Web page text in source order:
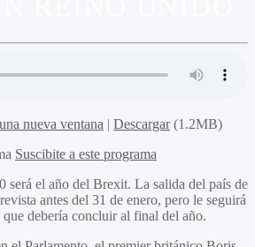
nueva ventana | Descargar(1.2MB)
Suscibite a este programa
será el año del Brexit. La salida del país de
antes del 31 de enero, pero le seguirá
debería concluir al final del año.